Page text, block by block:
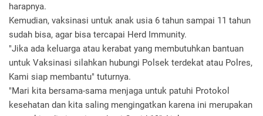
harapnya.
Kemudian, vaksinasi untuk anak usia 6 tahun sampai 11 tahun
sudah bisa, agar bisa tercapai Herd Immunity.
"Jika ada keluarga atau kerabat yang membutuhkan bantuan
untuk Vaksinasi silahkan hubungi Polsek terdekat atau Polres,
Kami siap membantu" tuturnya.
"Mari kita bersama-sama menjaga untuk patuhi Protokol
kesehatan dan kita saling mengingatkan karena ini merupakan